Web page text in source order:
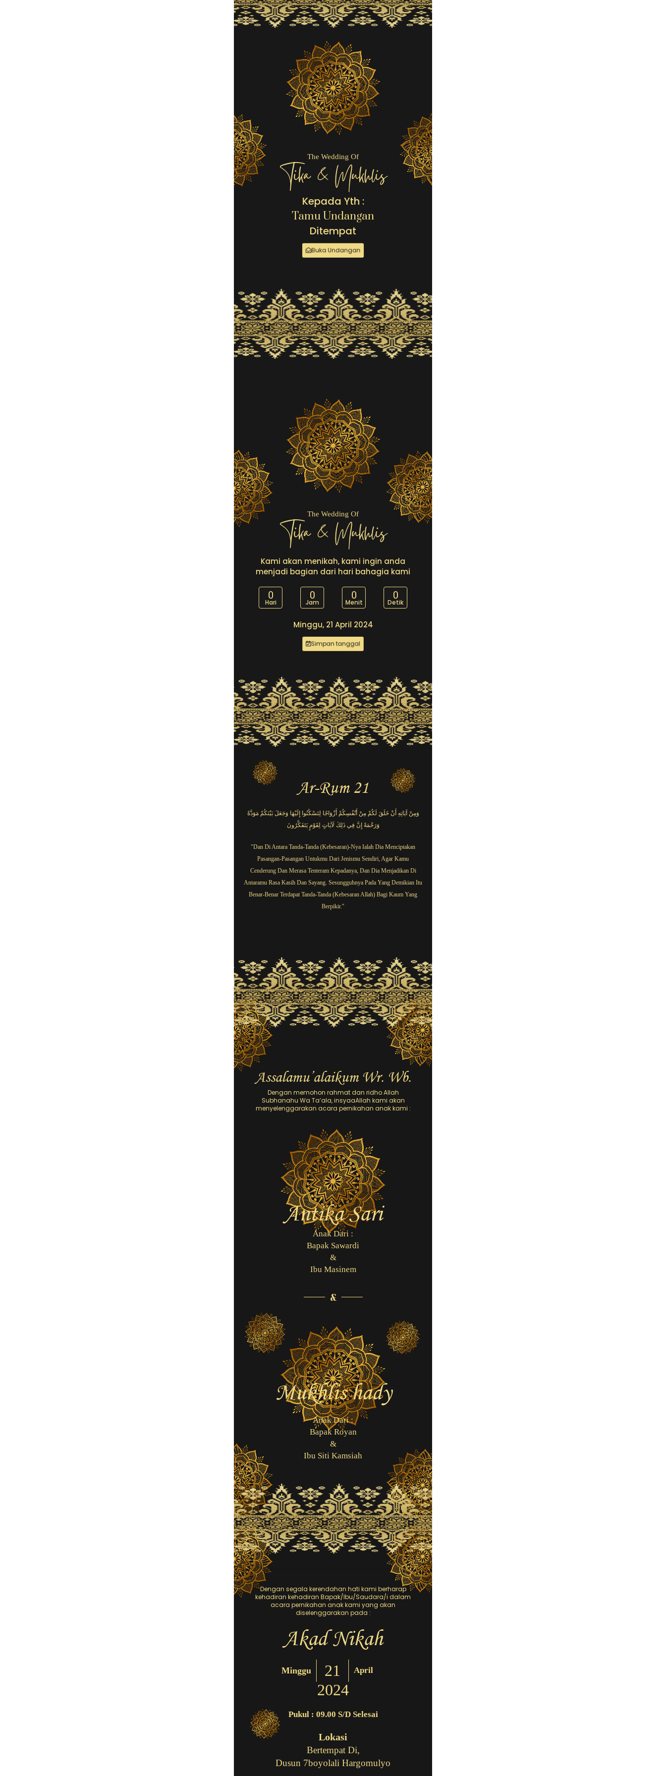
The Wedding Of
Tika & Mukhlis
Kepada Yth :
Tamu Undangan
Ditempat
Buka Undangan
The Wedding Of
Tika & Mukhlis
Kami akan menikah, kami ingin anda
menjadi bagian dari hari bahagia kami
0
Hari
0
Jam
0
Menit
0
Detik
Minggu, 21 April 2024
Simpan tanggal
Ar-Rum 21
وَمِنْ آيَاتِهِ أَنْ خَلَقَ لَكُمْ مِنْ أَنْفُسِكُمْ أَزْوَاجًا لِتَسْكُنُوا إِلَيْهَا وَجَعَلَ بَيْنَكُمْ مَوَدَّةً
وَرَحْمَةً إِنَّ فِي ذَلِكَ لَآيَاتٍ لِقَوْمٍ يَتَفَكَّرُونَ
"Dan Di Antara Tanda-Tanda (Kebesaran)-Nya Ialah Dia Menciptakan
Pasangan-Pasangan Untukmu Dari Jenismu Sendiri, Agar Kamu
Cenderung Dan Merasa Tenteram Kepadanya, Dan Dia Menjadikan Di
Antaramu Rasa Kasih Dan Sayang. Sesungguhnya Pada Yang Demikian Itu
Benar-Benar Terdapat Tanda-Tanda (Kebesaran Allah) Bagi Kaum Yang
Berpikir."
Assalamu’alaikum Wr. Wb.
Dengan memohon rahmat dan ridho Allah
Subhanahu Wa Ta’ala, insyaaAllah kami akan
menyelenggarakan acara pernikahan anak kami :
Antika Sari
Anak Dari :
Bapak Sawardi
&
Ibu Masinem
&
Mukhlis hady
Anak Dari :
Bapak Royan
&
Ibu Siti Kamsiah
Dengan segala kerendahan hati kami berharap
kehadiran kehadiran Bapak/Ibu/Saudara/i dalam
acara pernikahan anak kami yang akan
diselenggarakan pada :
Akad Nikah
Minggu 21 April
2024
Pukul : 09.00 S/d Selesai
Lokasi
Bertempat Di,
Dusun 7boyolali Hargomulyo